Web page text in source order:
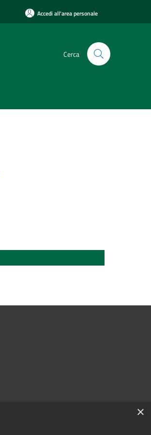
Accedi all'area personale
Cerca
×